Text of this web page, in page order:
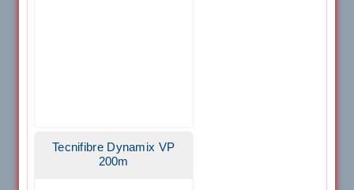
Tecnifibre Dynamix VP
200m